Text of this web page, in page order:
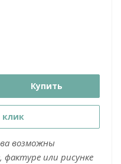
Купить
клик
возможны
фактуре или рисунке